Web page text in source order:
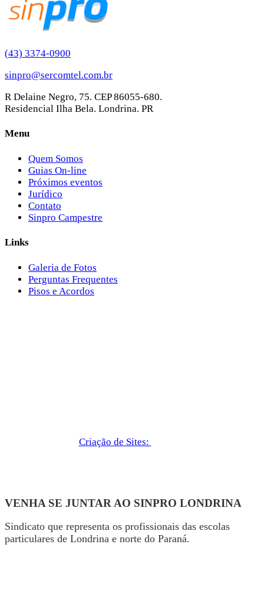
(43) 3374-0900
sinpro@sercomtel.com.br
R Delaine Negro, 75. CEP 86055-680.
Residencial Ilha Bela. Londrina. PR
Menu
Quem Somos
Guias On-line
Próximos eventos
Jurídico
Contato
Sinpro Campestre
Links
Galeria de Fotos
Perguntas Frequentes
Pisos e Acordos
Criação de Sites:
VENHA SE JUNTAR AO SINPRO LONDRINA
Sindicato que representa os profissionais das escolas
particulares de Londrina e norte do Paraná.